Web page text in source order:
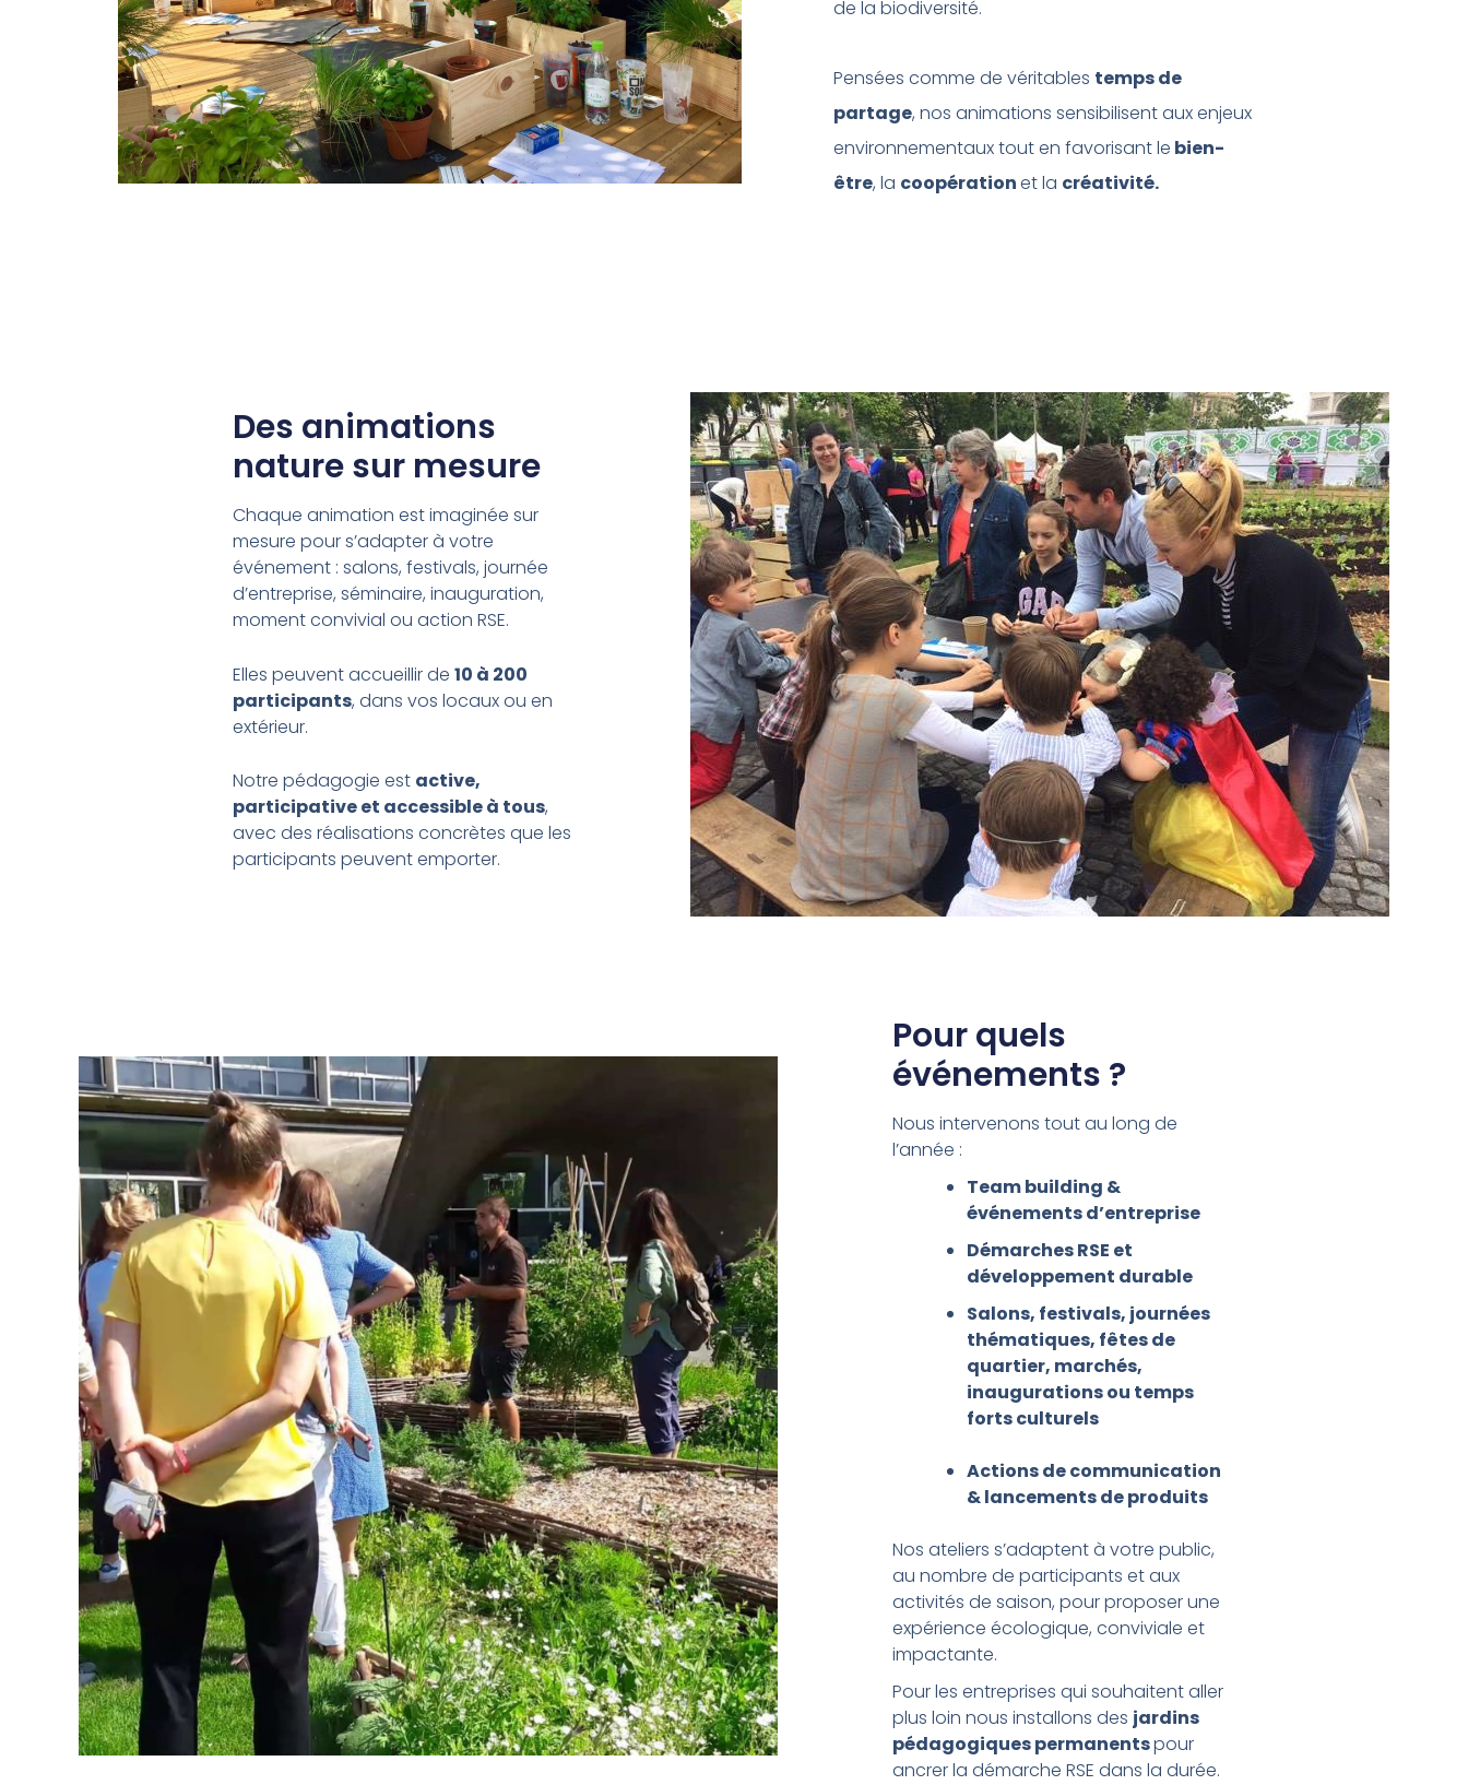
de la biodiversité.
Pensées comme de véritables temps de
partage, nos animations sensibilisent aux enjeux
environnementaux tout en favorisant le bien-
être, la coopérationet la créativité.
Des animations
nature sur mesure
Chaque animation est imaginée sur
mesure pour s’adapter à votre
événement : salons, festivals, journée
d’entreprise, séminaire, inauguration,
moment convivial ou action RSE.
Elles peuvent accueillir de 10 à 200
participants, dans vos locaux ou en
extérieur.
Notre pédagogie est active,
participative et accessible à tous,
avec des réalisations concrètes que les
participants peuvent emporter.
Pour quels
événements ?
Nous intervenons tout au long de
l’année :
Team building &
événements d’entreprise
Démarches RSE et
développement durable
Salons, festivals, journées
thématiques, fêtes de
quartier, marchés,
inaugurations ou temps
forts culturels
Actions de communication
& lancements de produits
Nos ateliers s’adaptent à votre public,
au nombre de participants et aux
activités de saison, pour proposer une
expérience écologique, conviviale et
impactante.
Pour les entreprises qui souhaitent aller
plus loin nous installons des jardins
pédagogiques permanentspour
ancrer la démarche RSE dans la durée.